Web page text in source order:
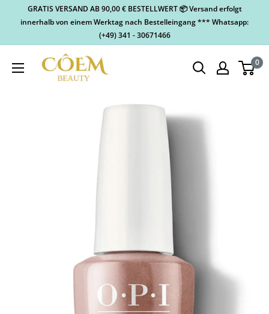
GRATIS VERSAND AB 90,00 € BESTELLWERT 📦 Versand erfolgt
innerhalb von einem Werktag nach Bestelleingang *** Whatsapp:
(+49) 341 - 30671466
0